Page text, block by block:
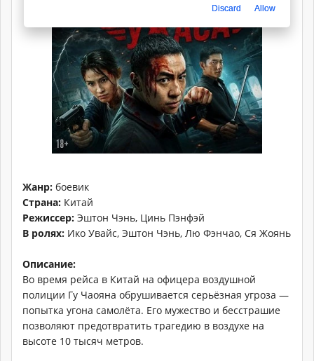
Жанр: боевик
Страна: Китай
Режиссер: Эштон Чэнь, Цинь Пэнфэй
В ролях: Ико Увайс, Эштон Чэнь, Лю Фэнчао, Ся Жоянь
Описание:
Во время рейса в Китай на офицера воздушной
полиции Гу Чаояна обрушивается серьёзная угроза —
попытка угона самолёта. Его мужество и бесстрашие
позволяют предотвратить трагедию в воздухе на
высоте 10 тысяч метров.
Discard Allow